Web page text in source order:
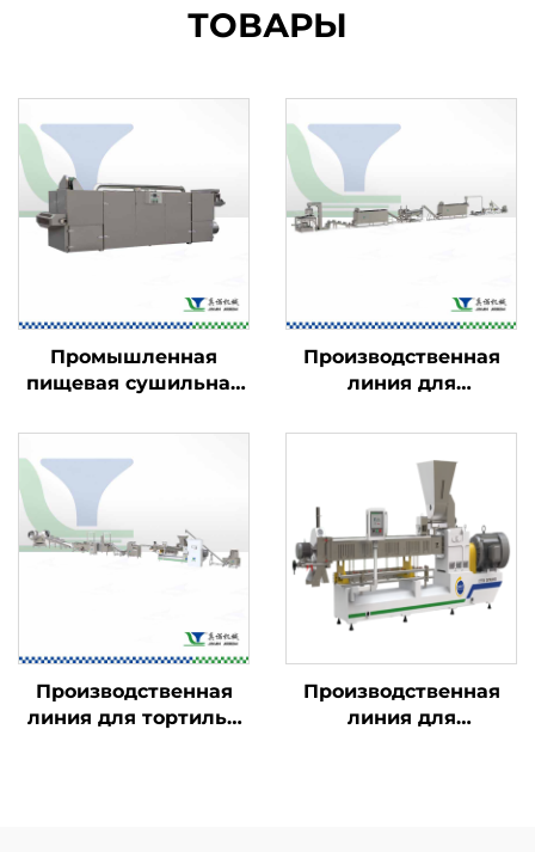
ТОВАРЫ
Промышленная
пищевая сушильная
Производственная
линия для
— завтраков
Производственная
линия для тортильи
Производственная
линия для